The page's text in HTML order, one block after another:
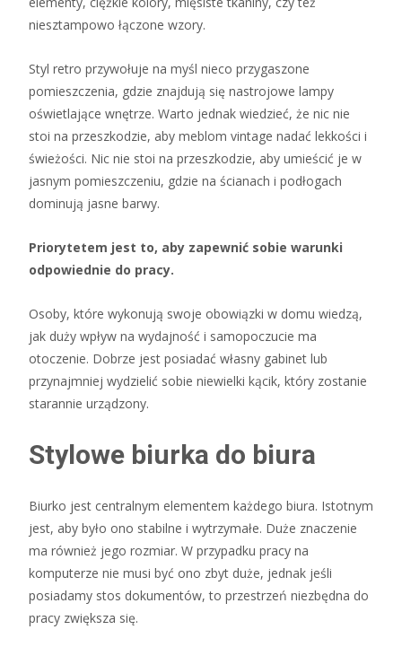
niesztampowo łączone wzory.
Styl retro przywołuje na myśl nieco przygaszone
pomieszczenia, gdzie znajdują się nastrojowe lampy
oświetlające wnętrze. Warto jednak wiedzieć, że nic nie
stoi na przeszkodzie, aby meblom vintage nadać lekkości i
świeżości. Nic nie stoi na przeszkodzie, aby umieścić je w
jasnym pomieszczeniu, gdzie na ścianach i podłogach
dominują jasne barwy.
Priorytetem jest to, aby zapewnić sobie warunki
odpowiednie do pracy.
Osoby, które wykonują swoje obowiązki w domu wiedzą,
jak duży wpływ na wydajność i samopoczucie ma
otoczenie. Dobrze jest posiadać własny gabinet lub
przynajmniej wydzielić sobie niewielki kącik, który zostanie
starannie urządzony.
Stylowe biurka do biura
Biurko jest centralnym elementem każdego biura. Istotnym
jest, aby było ono stabilne i wytrzymałe. Duże znaczenie
ma również jego rozmiar. W przypadku pracy na
komputerze nie musi być ono zbyt duże, jednak jeśli
posiadamy stos dokumentów, to przestrzeń niezbędna do
pracy zwiększa się.